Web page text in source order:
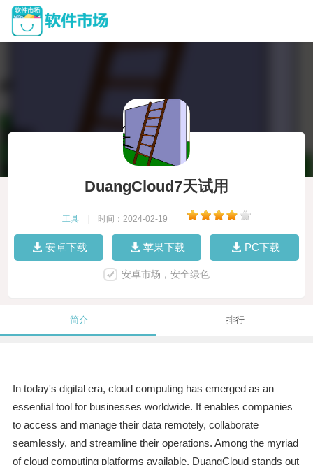
DuangCloud7天试用
工具 时间：2024-02-19
安卓下载 苹果下载 PC下载
安卓市场，安全绿色
简介 排行
In today's digital era, cloud computing has emerged as an
essential tool for businesses worldwide. It enables companies
to access and manage their data remotely, collaborate
seamlessly, and streamline their operations. Among the myriad
of cloud computing platforms available, DuangCloud stands out